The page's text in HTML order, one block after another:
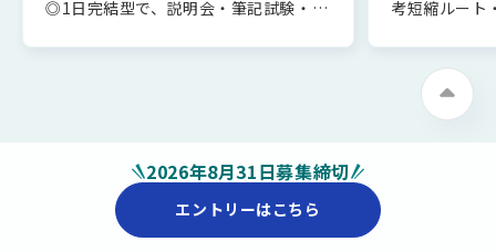
知りたい」
少しでも興味のある方は是非ご参加く
知りたい」
少しでも興味
ださい！皆
楽しみにし
します。
◎1日完結型で、説明会・筆記試験・最
◎知識を試すような試験は一切ござい
9時20分：受付開始
9時30分：事業概要説明、役員からの
メッセージ（70分程度）、筆記試験
(70分程度）
考短縮ルート
明会です。
首都圏での
様に向けた
会社説明会
2026年8月31日募集締切
エントリーはこちら